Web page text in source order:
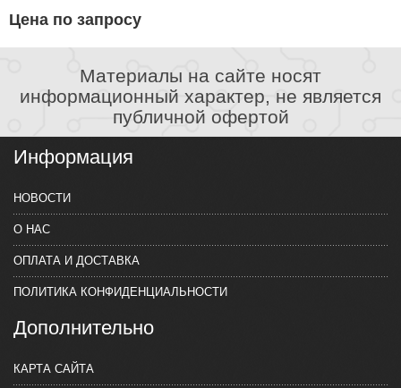
Цена по запросу
Материалы на сайте носят
информационный характер, не является
публичной офертой
Информация
НОВОСТИ
О НАС
ОПЛАТА И ДОСТАВКА
ПОЛИТИКА КОНФИДЕНЦИАЛЬНОСТИ
Дополнительно
КАРТА САЙТА